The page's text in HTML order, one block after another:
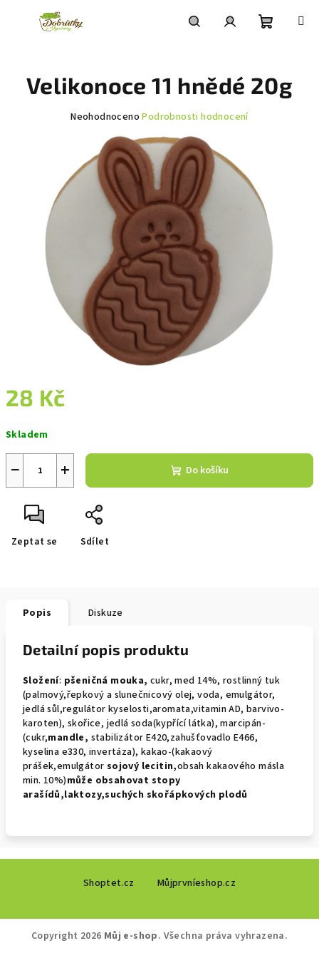
košík
28 Kč
cena:
Skladem
+
− Do košíku
Zeptat se Sdílet
Velikonoce 11 hnědé 20g
Průměrné
produktu
0,0
hvězdiček.
Neohodnoceno Podrobnosti hodnocení
Popis Diskuze
Detailní popis produktu
Složení: pšeničná mouka,cukr, med 14%, rostlinný tuk
(palmový,řepkový a slunečnicový olej, voda, emulgátor,
jedlá sůl,regulátor kyselosti,aromata,vitamin AD, barvivo-
karoten), skořice, jedlá soda(kypřící látka), marcipán-
(cukr,mandle, stabilizátor E420,zahušťovadlo E466,
kyselina e330, invertáza), kakao-(kakaový
prášek,emulgátor sojový lecitin,obsah kakaového másla
min. 10%)může obsahovat stopy
arašídů,laktozy,suchých skořápkových plodů
Shoptet.cz Můjprvníeshop.cz
Copyright 2026 Můj e-shop. Všechna práva vyhrazena.